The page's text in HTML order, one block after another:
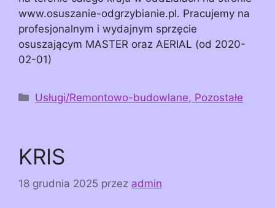
www.osuszanie-odgrzybianie.pl. Pracujemy na
profesjonalnym i wydajnym sprzęcie
osuszającym MASTER oraz AERIAL (od 2020-
02-01)
Kategorie
Usługi/Remontowo-budowlane, Pozostałe
KRIS
18 grudnia 2025 przez admin